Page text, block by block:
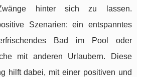
hinter sich zu lassen.
Szenarien: ein entspanntes
Bad im Pool oder
mit anderen Urlaubern. Diese
hilft dabei, mit einer positiven und